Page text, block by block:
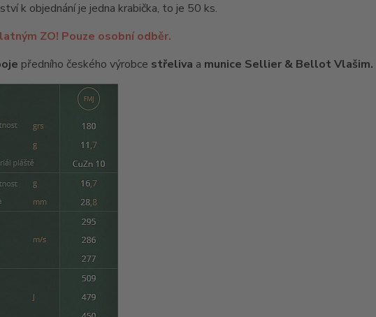
k objednání je jedna krabička, to je 50 ks.
ZO! Pouze osobní odběr.
předního českého výrobce střeliva a munice Sellier & Bellot Vlašim.